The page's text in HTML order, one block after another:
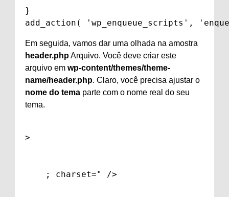
}
add_action( 'wp_enqueue_scripts',
Em seguida, vamos dar uma olhada na amostra
header.phpArquivo. Você deve criar este
arquivo em wp-content/themes/theme-
name/header.php. Claro, você precisa ajustar o
nome do tema parte com o nome real do seu
tema.
>
; charset=" />